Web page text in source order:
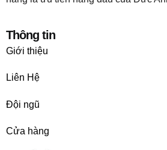
Thông tin
Giới thiệu
Liên Hệ
Đội ngũ
Cửa hàng